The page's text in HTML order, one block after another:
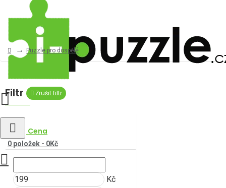
0 položek - 0Kč
Puzzle pro dospělé
Filtr Zrušit filtr
Cena
Kč